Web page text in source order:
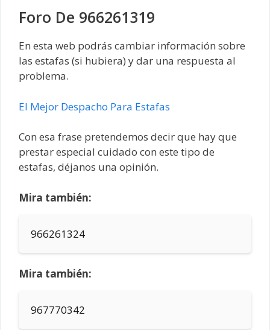
Foro De 966261319
En esta web podrás cambiar información sobre
las estafas (si hubiera) y dar una respuesta al
problema.
El Mejor Despacho Para Estafas
Con esa frase pretendemos decir que hay que
prestar especial cuidado con este tipo de
estafas, déjanos una opinión.
Mira también:
966261324
Mira también:
967770342